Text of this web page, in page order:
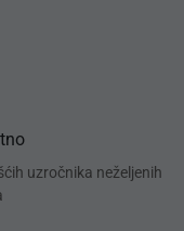
uzročnika neželjenih